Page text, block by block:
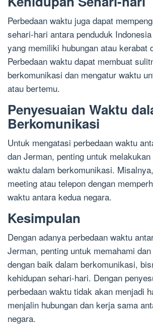
Perbedaan waktu juga dapat
sehari-hari antara penduduk
yang memiliki hubungan atau kerabat
Perbedaan waktu dapat membuat
berkomunikasi dan mengatur waktu
atau bertemu.
Penyesuaian Waktu
Berkomunikasi
Untuk mengatasi perbedaan waktu
dan Jerman, penting untuk
waktu dalam berkomunikasi.
meeting atau telepon dengan
waktu antara kedua negara.
Kesimpulan
Dengan adanya perbedaan waktu
Jerman, penting untuk memahami
dengan baik dalam berkomunikasi,
kehidupan sehari-hari. Dengan
perbedaan waktu tidak akan menjadi
menjalin hubungan dan kerja sama
negara.